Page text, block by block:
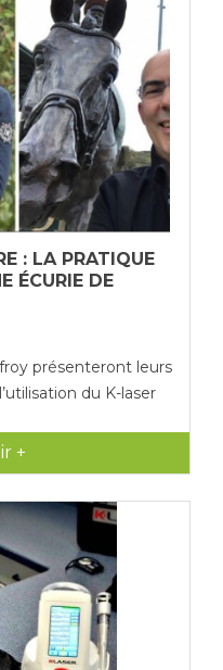
: LA PRATIQUE
ÉCURIE DE
présenteront leurs
du K-laser
+